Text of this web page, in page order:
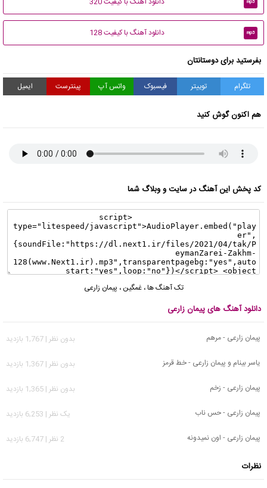
mp3
mp3 دانلود آهنگ با کیفیت 128
بفرستید برای دوستانتان
تلگرام توییتر فیسبوک واتس آپ پینترست ایمیل
هم اکنون گوش کنید
کد پخش این آهنگ در سایت و وبلاگ شما
تک آهنگ ها،غمگین ، پیمان زارعی
دانلود آهنگ های پیمان زارعی
پیمان زارعی - مرهم
بدون نظر | 1,767 بازدید
یاسر بینام و پیمان زارعی - خط قرمز
بدون نظر | 1,367 بازدید
پیمان زارعی - زخم
بدون نظر | 1,365 بازدید
پیمان زارعی - حس ناب
يک نظر | 6,253 بازدید
پیمان زارعی - اون نمیدونه
2 نظر | 6,747 بازدید
نظرات